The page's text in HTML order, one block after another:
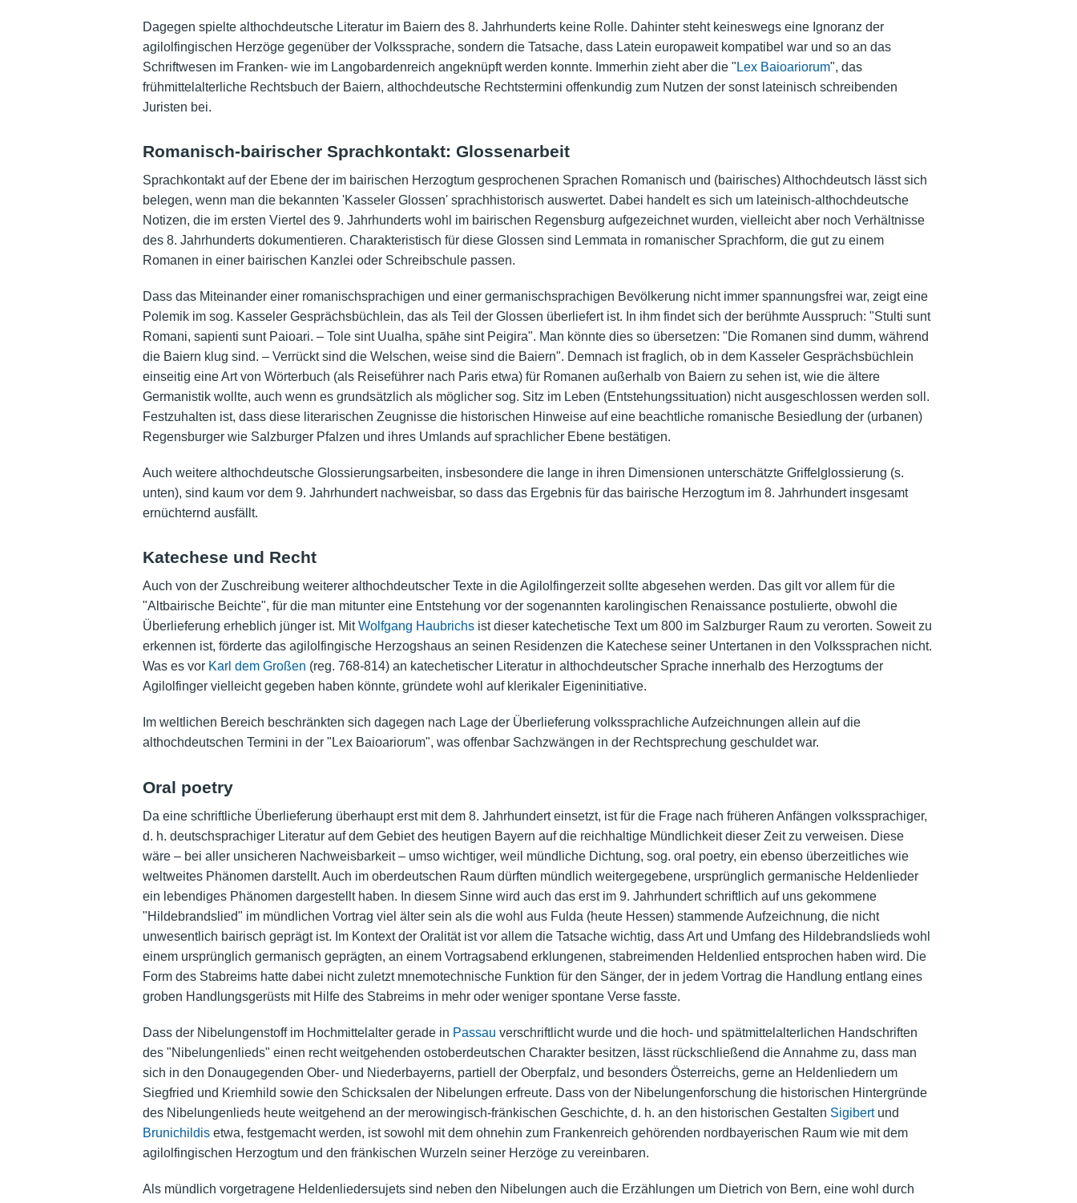
Dagegen spielte althochdeutsche Literatur im Baiern des 8. Jahrhunderts keine Rolle. Dahinter steht keineswegs eine Ignoranz der
agilolfingischen Herzöge gegenüber der Volkssprache, sondern die Tatsache, dass Latein europaweit kompatibel war und so an das
Schriftwesen im Franken- wie im Langobardenreich angeknüpft werden konnte. Immerhin zieht aber die " Lex Baioariorum", das
frühmittelalterliche Rechtsbuch der Baiern, althochdeutsche Rechtstermini offenkundig zum Nutzen der sonst lateinisch schreibenden
Juristen bei.
Romanisch-bairischer Sprachkontakt: Glossenarbeit
Sprachkontakt auf der Ebene der im bairischen Herzogtum gesprochenen Sprachen Romanisch und (bairisches) Althochdeutsch lässt sich
belegen, wenn man die bekannten 'Kasseler Glossen' sprachhistorisch auswertet. Dabei handelt es sich um lateinisch-althochdeutsche
Notizen, die im ersten Viertel des 9. Jahrhunderts wohl im bairischen Regensburg aufgezeichnet wurden, vielleicht aber noch Verhältnisse
des 8. Jahrhunderts dokumentieren. Charakteristisch für diese Glossen sind Lemmata in romanischer Sprachform, die gut zu einem
Romanen in einer bairischen Kanzlei oder Schreibschule passen.
Dass das Miteinander einer romanischsprachigen und einer germanischsprachigen Bevölkerung nicht immer spannungsfrei war, zeigt eine
Polemik im sog. Kasseler Gesprächsbüchlein, das als Teil der Glossen überliefert ist. In ihm findet sich der berühmte Ausspruch: "Stulti sunt
Romani, sapienti sunt Paioari. – Tole sint Uualha, spāhe sint Peigira". Man könnte dies so übersetzen: "Die Romanen sind dumm, während
die Baiern klug sind. – Verrückt sind die Welschen, weise sind die Baiern". Demnach ist fraglich, ob in dem Kasseler Gesprächsbüchlein
einseitig eine Art von Wörterbuch (als Reiseführer nach Paris etwa) für Romanen außerhalb von Baiern zu sehen ist, wie die ältere
Germanistik wollte, auch wenn es grundsätzlich als möglicher sog. Sitz im Leben (Entstehungssituation) nicht ausgeschlossen werden soll.
Festzuhalten ist, dass diese literarischen Zeugnisse die historischen Hinweise auf eine beachtliche romanische Besiedlung der (urbanen)
Regensburger wie Salzburger Pfalzen und ihres Umlands auf sprachlicher Ebene bestätigen.
Auch weitere althochdeutsche Glossierungsarbeiten, insbesondere die lange in ihren Dimensionen unterschätzte Griffelglossierung (s.
unten), sind kaum vor dem 9. Jahrhundert nachweisbar, so dass das Ergebnis für das bairische Herzogtum im 8. Jahrhundert insgesamt
ernüchternd ausfällt.
Katechese und Recht
Auch von der Zuschreibung weiterer althochdeutscher Texte in die Agilolfingerzeit sollte abgesehen werden. Das gilt vor allem für die
"Altbairische Beichte", für die man mitunter eine Entstehung vor der sogenannten karolingischen Renaissance postulierte, obwohl die
Überlieferung erheblich jünger ist. MitWolfgang Haubrichsist dieser katechetische Text um 800 im Salzburger Raum zu verorten. Soweit zu
erkennen ist, förderte das agilolfingische Herzogshaus an seinen Residenzen die Katechese seiner Untertanen in den Volkssprachen nicht.
Was es vor Karl dem Großen (reg. 768-814) an katechetischer Literatur in althochdeutscher Sprache innerhalb des Herzogtums der
Agilolfinger vielleicht gegeben haben könnte, gründete wohl auf klerikaler Eigeninitiative.
Im weltlichen Bereich beschränkten sich dagegen nach Lage der Überlieferung volkssprachliche Aufzeichnungen allein auf die
althochdeutschen Termini in der "Lex Baioariorum", was offenbar Sachzwängen in der Rechtsprechung geschuldet war.
Oral poetry
Da eine schriftliche Überlieferung überhaupt erst mit dem 8. Jahrhundert einsetzt, ist für die Frage nach früheren Anfängen volkssprachiger,
d. h. deutschsprachiger Literatur auf dem Gebiet des heutigen Bayern auf die reichhaltige Mündlichkeit dieser Zeit zu verweisen. Diese
wäre – bei aller unsicheren Nachweisbarkeit – umso wichtiger, weil mündliche Dichtung, sog. oral poetry, ein ebenso überzeitliches wie
weltweites Phänomen darstellt. Auch im oberdeutschen Raum dürften mündlich weitergegebene, ursprünglich germanische Heldenlieder
ein lebendiges Phänomen dargestellt haben. In diesem Sinne wird auch das erst im 9. Jahrhundert schriftlich auf uns gekommene
"Hildebrandslied" im mündlichen Vortrag viel älter sein als die wohl aus Fulda (heute Hessen) stammende Aufzeichnung, die nicht
unwesentlich bairisch geprägt ist. Im Kontext der Oralität ist vor allem die Tatsache wichtig, dass Art und Umfang des Hildebrandslieds wohl
einem ursprünglich germanisch geprägten, an einem Vortragsabend erklungenen, stabreimenden Heldenlied entsprochen haben wird. Die
Form des Stabreims hatte dabei nicht zuletzt mnemotechnische Funktion für den Sänger, der in jedem Vortrag die Handlung entlang eines
groben Handlungsgerüsts mit Hilfe des Stabreims in mehr oder weniger spontane Verse fasste.
Dass der Nibelungenstoff im Hochmittelalter gerade in Passau verschriftlicht wurde und die hoch- und spätmittelalterlichen Handschriften
des "Nibelungenlieds" einen recht weitgehenden ostoberdeutschen Charakter besitzen, lässt rückschließend die Annahme zu, dass man
sich in den Donaugegenden Ober- und Niederbayerns, partiell der Oberpfalz, und besonders Österreichs, gerne an Heldenliedern um
Siegfried und Kriemhild sowie den Schicksalen der Nibelungen erfreute. Dass von der Nibelungenforschung die historischen Hintergründe
des Nibelungenlieds heute weitgehend an der merowingisch-fränkischen Geschichte, d. h. an den historischen Gestalten Sigibertund
Brunichildisetwa, festgemacht werden, ist sowohl mit dem ohnehin zum Frankenreich gehörenden nordbayerischen Raum wie mit dem
agilolfingischen Herzogtum und den fränkischen Wurzeln seiner Herzöge zu vereinbaren.
Als mündlich vorgetragene Heldenliedersujets sind neben den Nibelungen auch die Erzählungen um Dietrich von Bern, eine wohl durch